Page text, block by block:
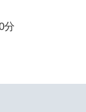
分